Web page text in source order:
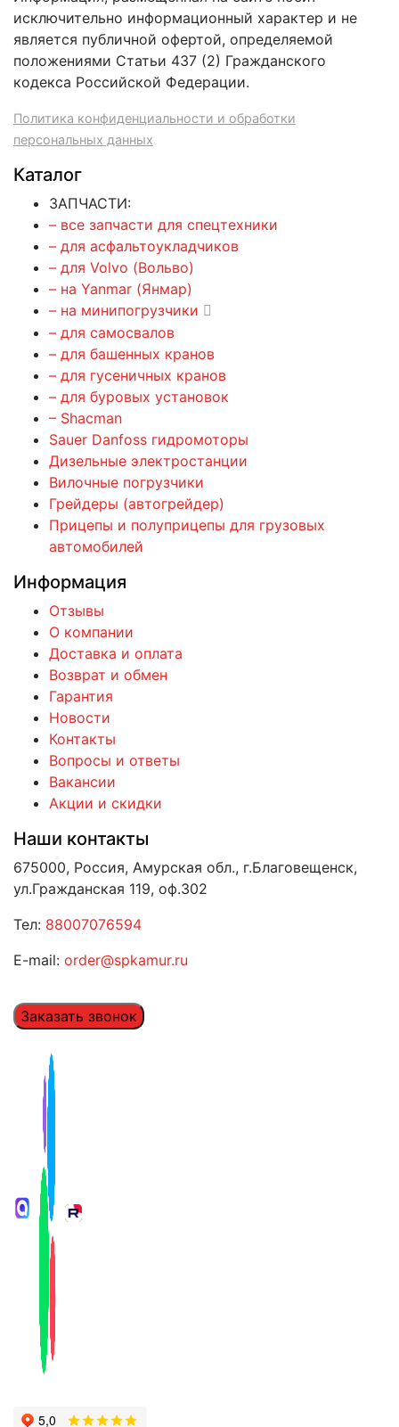
исключительно информационный характер и не
является публичной офертой, определяемой
положениями Статьи 437 (2) Гражданского
кодекса Российской Федерации.
Политика конфиденциальности и обработки
персональных данных
Каталог
ЗАПЧАСТИ:
– все запчасти для спецтехники
– для асфальтоукладчиков
– для Volvo (Вольво)
– на Yanmar (Янмар)
– на минипогрузчики
– для самосвалов
– для башенных кранов
– для гусеничных кранов
– для буровых установок
– Shacman
Sauer Danfoss гидромоторы
Дизельные электростанции
Вилочные погрузчики
Грейдеры (автогрейдер)
Прицепы и полуприцепы для грузовых
автомобилей
Информация
Отзывы
О компании
Доставка и оплата
Возврат и обмен
Гарантия
Новости
Контакты
Вопросы и ответы
Вакансии
Акции и скидки
Наши контакты
675000, Россия, Амурская обл., г.Благовещенск,
ул.Гражданская 119, оф.302
Тел: 88007076594
E-mail: order@spkamur.ru
Заказать звонок